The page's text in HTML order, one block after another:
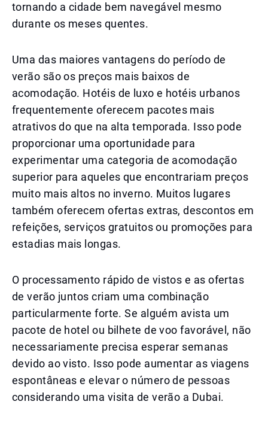
tornando a cidade bem navegável mesmo
durante os meses quentes.
Uma das maiores vantagens do período de
verão são os preços mais baixos de
acomodação. Hotéis de luxo e hotéis urbanos
frequentemente oferecem pacotes mais
atrativos do que na alta temporada. Isso pode
proporcionar uma oportunidade para
experimentar uma categoria de acomodação
superior para aqueles que encontrariam preços
muito mais altos no inverno. Muitos lugares
também oferecem ofertas extras, descontos em
refeições, serviços gratuitos ou promoções para
estadias mais longas.
O processamento rápido de vistos e as ofertas
de verão juntos criam uma combinação
particularmente forte. Se alguém avista um
pacote de hotel ou bilhete de voo favorável, não
necessariamente precisa esperar semanas
devido ao visto. Isso pode aumentar as viagens
espontâneas e elevar o número de pessoas
considerando uma visita de verão a Dubai.